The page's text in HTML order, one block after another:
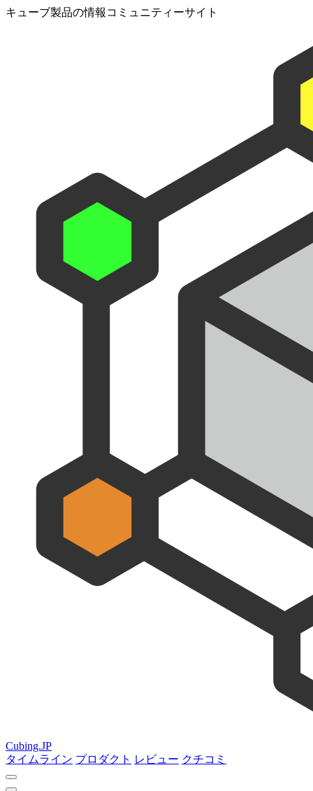
キューブ製品の情報コミュニティーサイト
Cubing.JP
タイムライン プロダクト レビュー クチコミ